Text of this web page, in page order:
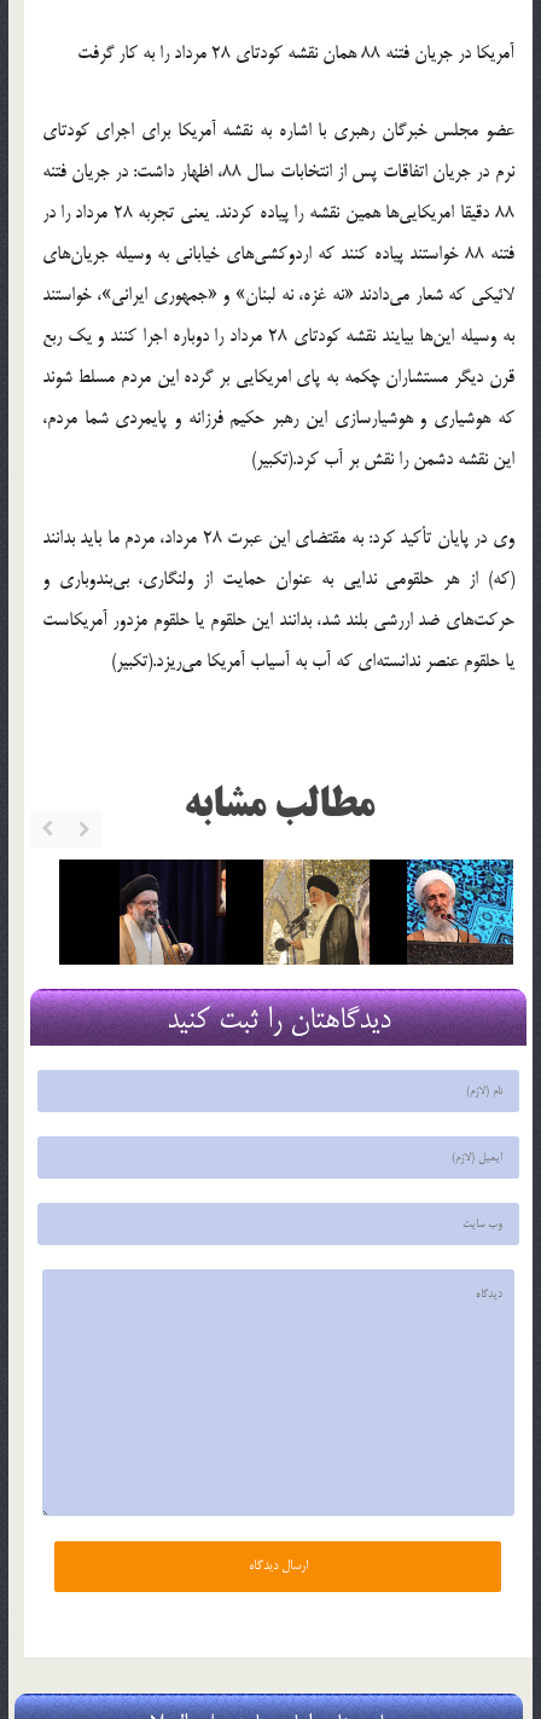
آمریکا در جریان فتنه 88 همان نقشه کودتای 28 مرداد را به کار گرفت
عضو مجلس خبرگان رهبری با اشاره به نقشه آمریکا برای اجرای کودتای
نرم در جریان اتفاقات پس از انتخابات سال 88، اظهار داشت: در جریان فتنه
88 دقیقا امریکایی‌ها همین نقشه را پیاده کردند. یعنی تجربه 28 مرداد را در
فتنه 88 خواستند پیاده کنند که اردوکشی‌های خیابانی به وسیله جریان‌های
لائیکی که شعار می‌دادند «نه غزه، نه لبنان» و «جمهوری ایرانی»، خواستند
به وسیله این‌ها بیایند نقشه کودتای 28 مرداد را دوباره اجرا کنند و یک ربع
قرن دیگر مستشاران چکمه به پای امریکایی بر گرده این مردم مسلط شوند
که هوشیاری و هوشیارسازی این رهبر حکیم فرزانه و پایمردی شما مردم،
این نقشه دشمن را نقش بر آب کرد.(تکبیر)
وی در پایان تأکید کرد: به مقتضای این عبرت 28 مرداد، مردم ما باید بدانند
(که) از هر حلقومی ندایی به عنوان حمایت از ولنگاری، بی‌بندوباری و
حرکت‌های ضد اررشی بلند شد، بدانند این حلقوم یا حلقوم مزدور آمریکاست
یا حلقوم عنصر ندانسته‌ای که آب به آسیاب آمریکا می‌ریزد.(تکبیر)
مطالب مشابه
دیدگاهتان را ثبت کنید